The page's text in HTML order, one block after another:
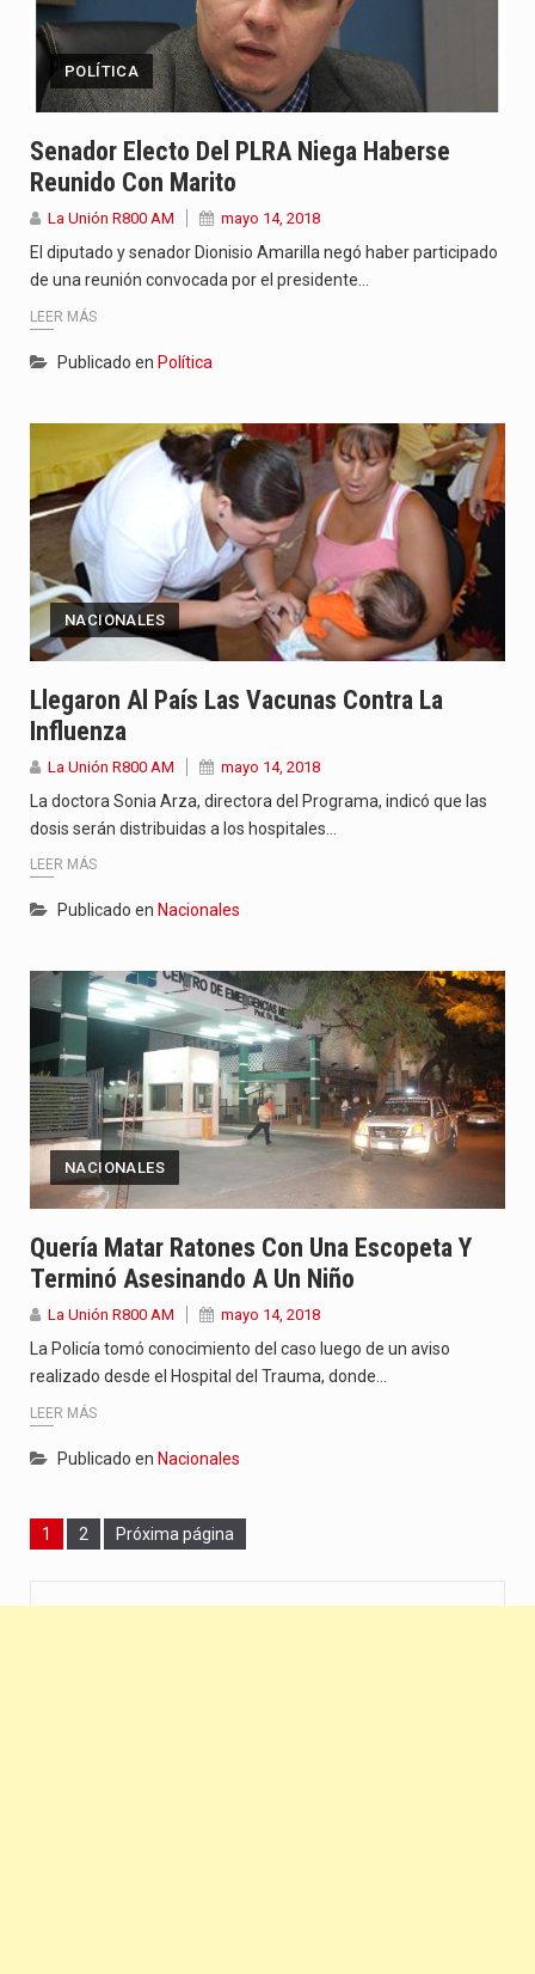
POLÍTICA
Senador Electo Del PLRA Niega Haberse
Reunido Con Marito
La Unión R800 AM mayo 14, 2018
El diputado y senador Dionisio Amarilla negó haber participado
de una reunión convocada por el presidente…
LEER MÁS
Publicado en Política
NACIONALES
Llegaron Al País Las Vacunas Contra La
Influenza
La Unión R800 AM mayo 14, 2018
La doctora Sonia Arza, directora del Programa, indicó que las
dosis serán distribuidas a los hospitales…
LEER MÁS
Publicado en Nacionales
NACIONALES
Quería Matar Ratones Con Una Escopeta Y
Terminó Asesinando A Un Niño
La Unión R800 AM mayo 14, 2018
La Policía tomó conocimiento del caso luego de un aviso
realizado desde el Hospital del Trauma, donde…
LEER MÁS
Publicado en Nacionales
Page
1 Page
2 Próxima página